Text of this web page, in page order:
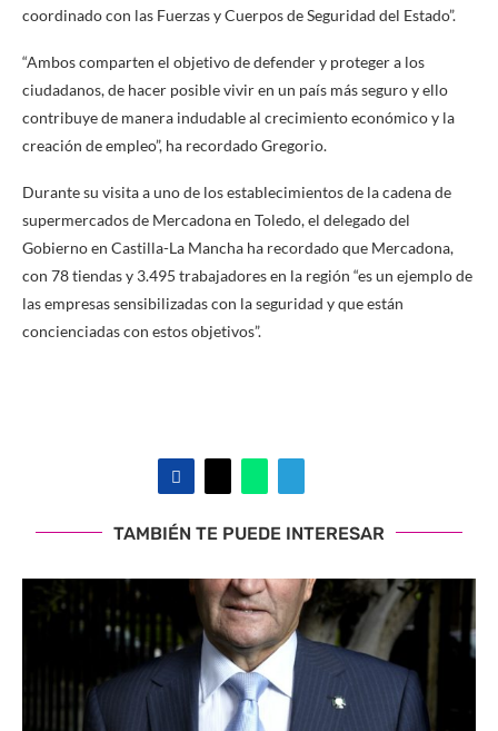
coordinado con las Fuerzas y Cuerpos de Seguridad del Estado”.
“Ambos comparten el objetivo de defender y proteger a los
ciudadanos, de hacer posible vivir en un país más seguro y ello
contribuye de manera indudable al crecimiento económico y la
creación de empleo”, ha recordado Gregorio.
Durante su visita a uno de los establecimientos de la cadena de
supermercados de Mercadona en Toledo, el delegado del
Gobierno en Castilla-La Mancha ha recordado que Mercadona,
con 78 tiendas y 3.495 trabajadores en la región “es un ejemplo de
las empresas sensibilizadas con la seguridad y que están
concienciadas con estos objetivos”.
TAMBIÉN TE PUEDE INTERESAR